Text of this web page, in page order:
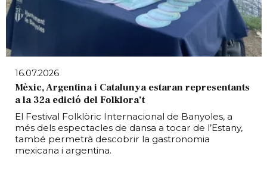
16.07.2026
Mèxic, Argentina i Catalunya estaran representants
a la 32a edició del Folklora’t
El Festival Folklòric Internacional de Banyoles, a
més dels espectacles de dansa a tocar de l’Estany,
també permetrà descobrir la gastronomia
mexicana i argentina.